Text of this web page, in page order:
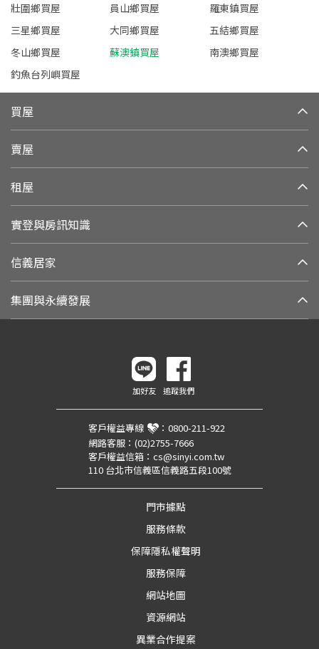
壯圍鄉買屋
員山鄉買屋
羅東鎮買屋
三星鄉買屋
大同鄉買屋
五結鄉買屋
冬山鄉買屋
蘇澳鎮買屋
南澳鄉買屋
釣魚台列嶼買屋
買屋
賣屋
租屋
實登與房訊知識
信義居家
集團與永續發展
加好友 追蹤我們
客戶權益專線 ： 0800-211-922
網路客服： (02)2755-7666
客戶權益信箱： cs@sinyi.com.tw
110 台北市信義區信義路五段100號
門市據點
服務條款
保障隱私權聲明
服務保障
網站地圖
資源網站
異業合作提案